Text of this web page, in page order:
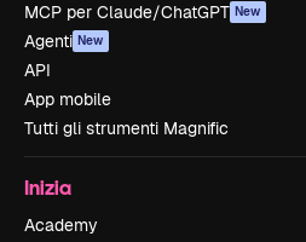
MCP per Claude/ChatGPT New
Agenti New
API
App mobile
Tutti gli strumenti Magnific
Inizia
Academy